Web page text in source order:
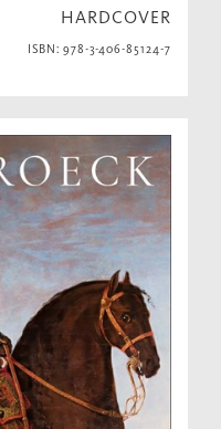
HARDCOVER
ISBN: 978-3-406-85124-7